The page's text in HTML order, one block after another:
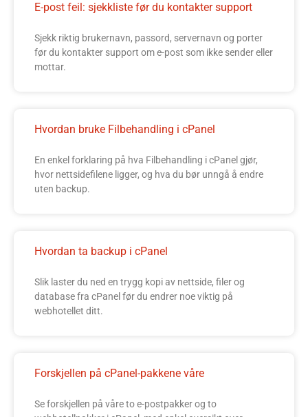
E-post feil: sjekkliste før du kontakter support
Sjekk riktig brukernavn, passord, servernavn og porter
før du kontakter support om e-post som ikke sender eller
mottar.
Hvordan bruke Filbehandling i cPanel
En enkel forklaring på hva Filbehandling i cPanel gjør,
hvor nettsidefilene ligger, og hva du bør unngå å endre
uten backup.
Hvordan ta backup i cPanel
Slik laster du ned en trygg kopi av nettside, filer og
database fra cPanel før du endrer noe viktig på
webhotellet ditt.
Forskjellen på cPanel-pakkene våre
Se forskjellen på våre to e-postpakker og to